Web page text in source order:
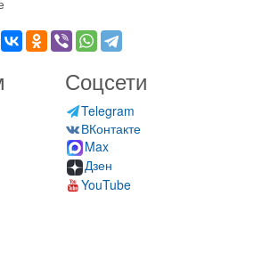
Соцсети
Telegram
ВКонтакте
Max
Дзен
YouTube